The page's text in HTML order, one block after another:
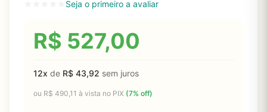
Seja o primeiro a avaliar
R$ 527,00
12x de R$ 43,92 sem juros
ou R$ 490,11 à vista no PIX (7% off)